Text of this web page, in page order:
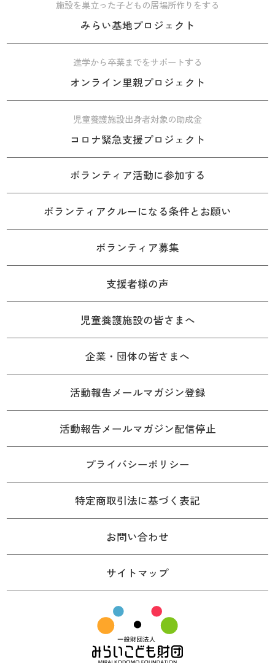
施設を巣立った子どもの居場所作りをする
みらい基地プロジェクト
進学から卒業までをサポートする
オンライン里親プロジェクト
児童養護施設出身者対象の助成金
コロナ緊急支援プロジェクト
ボランティア活動に参加する
ボランティアクルーになる条件とお願い
ボランティア募集
支援者様の声
児童養護施設の皆さまへ
企業・団体の皆さまへ
活動報告メールマガジン登録
活動報告メールマガジン配信停止
プライバシーポリシー
特定商取引法に基づく表記
お問い合わせ
サイトマップ